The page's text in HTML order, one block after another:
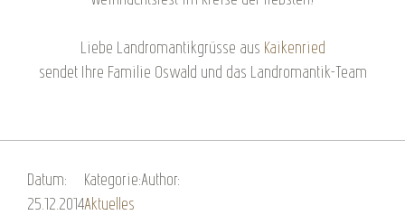
Liebe Landromantikgrüsse aus Kaikenried
sendet Ihre Familie Oswald und das Landromantik-Team
Datum:
25.12.2014
Kategorie:
Aktuelles
Author: